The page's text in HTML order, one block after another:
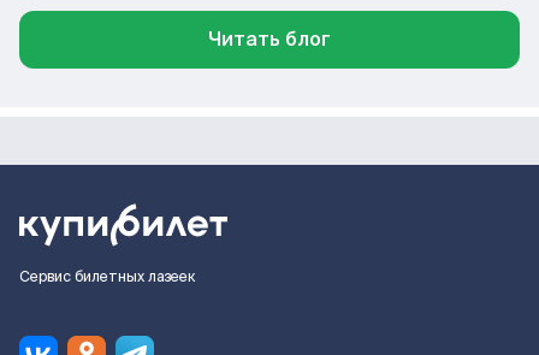
Читать блог
Сервис билетных лазеек